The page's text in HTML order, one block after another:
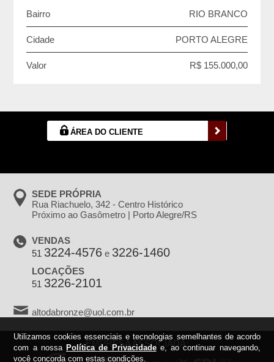
Utilizamos cookies essenciais e tecnologias semelhantes de acordo
com a nossaPolítica de Privacidadee, ao continuar navegando,
você concorda com estas condições.
Bairro RIO BRANCO
Cidade PORTO ALEGRE
Valor R$ 155.000,00
ÁREA DO CLIENTE
SEDE PRÓPRIA
Rua Riachuelo, 342 - Centro Histórico
Próximo ao Gasômetro | Porto Alegre/RS
VENDAS
51 3224-4576 e 3226-1460
LOCAÇÕES
51 3226-2101
altodabronze@uol.com.br
EMPRESA ASSOCIADA: